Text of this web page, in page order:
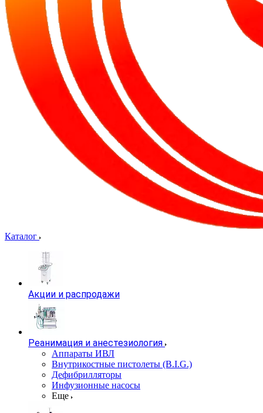
Каталог
Акции и распродажи
Реанимация и анестезиология
Аппараты ИВЛ
Внутрикостные пистолеты (B.I.G.)
Дефибрилляторы
Инфузионные насосы
Еще